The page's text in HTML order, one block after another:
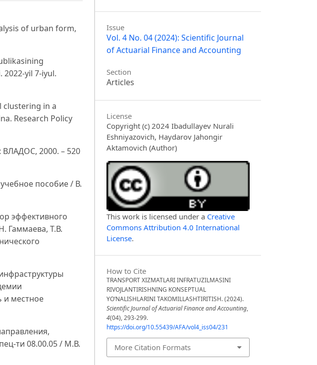
of urban form,
yil 7-iyul.
clustering in a
Research Policy
ВЛАДОС, 2000. – 520
пособие / В.
эффективного
Гаммаева, Т.В.
и местное
ти 08.00.05 / М.В.
Issue
Vol. 4 No. 04 (2024): Scientific Journal
of Actuarial Finance and Accounting
Section
Articles
License
Copyright (c) 2024 Ibadullayev Nurali
Eshniyazovich, Haydarov Jahongir
Aktamovich (Author)
This work is licensed under a Creative
Commons Attribution 4.0 International
License.
How to Cite
TRANSPORT XIZMATLARI INFRATUZILMASINI
RIVOJLANTIRISHNING KONSEPTUAL
YO’NALISHLARINI TAKOMILLASHTIRITISH. (2024).
Scientific Journal of Actuarial Finance and Accounting,
4(04), 293-299.
https://doi.org/10.55439/AFA/vol4_iss04/231
More Citation Formats